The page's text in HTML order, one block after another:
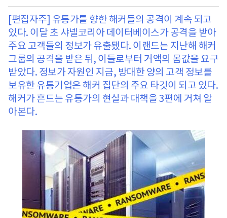
[편집자주] 유통가를 향한 해커들의 공격이 계속 되고
있다. 이달 초 샤넬코리아 데이터베이스가 공격을 받아
주요 고객들의 정보가 유출됐다. 이랜드는 지난해 해커
그룹의 공격을 받은 뒤, 이들로부터 거액의 몸값을 요구
받았다. 정보가 자원인 지금, 방대한 양의 고객 정보를
보유한 유통기업은 해커 집단의 주요 타깃이 되고 있다.
해커가 흔드는 유통가의 현실과 대책을 3편에 거쳐 알
아본다.